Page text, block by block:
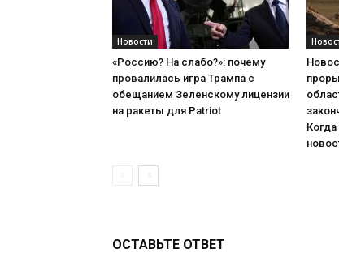
Новости
«Россию? На слабо?»: почему
провалилась игра Трампа с
обещанием Зеленскому лицензии
на ракеты для Patriot
ОСТАВЬТЕ ОТВЕТ